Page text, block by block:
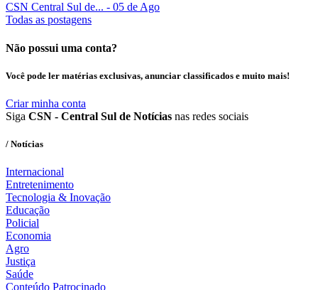
CSN Central Sul de... - 05 de Ago
Todas as postagens
Não possui uma conta?
Você pode ler matérias exclusivas, anunciar classificados e muito mais!
Criar minha conta
Siga CSN - Central Sul de Notícias nas redes sociais
/ Notícias
Internacional
Entretenimento
Tecnologia & Inovação
Educação
Policial
Economia
Agro
Justiça
Saúde
Conteúdo Patrocinado